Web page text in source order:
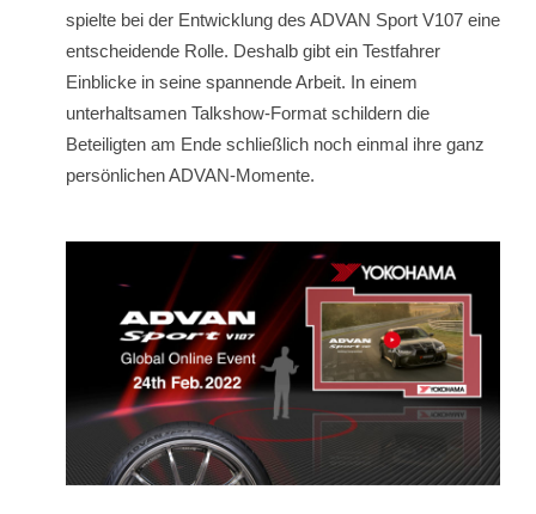
spielte bei der Entwicklung des ADVAN Sport V107 eine
entscheidende Rolle. Deshalb gibt ein Testfahrer
Einblicke in seine spannende Arbeit. In einem
unterhaltsamen Talkshow-Format schildern die
Beteiligten am Ende schließlich noch einmal ihre ganz
persönlichen ADVAN-Momente.